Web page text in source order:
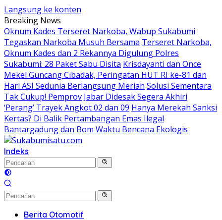
Langsung ke konten
Breaking News
Oknum Kades Terseret Narkoba, Wabup Sukabumi
Tegaskan Narkoba Musuh Bersama Terseret Narkoba,
Oknum Kades dan 2 Rekannya Digulung Polres
Sukabumi: 28 Paket Sabu Disita Krisdayanti dan Once
Mekel Guncang Cibadak, Peringatan HUT RI ke-81 dan
Hari ASI Sedunia Berlangsung Meriah Solusi Sementara
Tak Cukup! Pemprov Jabar Didesak Segera Akhiri
‘Perang’ Trayek Angkot 02 dan 09 Hanya Merekah Sanksi
Kertas? Di Balik Pertambangan Emas Ilegal
Bantargadung dan Bom Waktu Bencana Ekologis
Indeks
Berita Otomotif